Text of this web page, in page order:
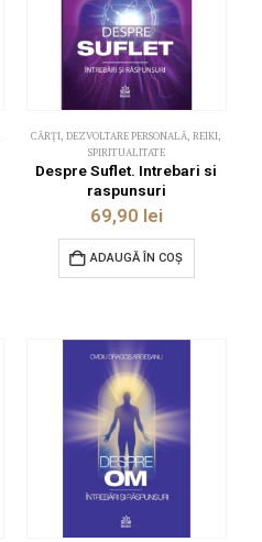
CĂRȚI,DEZVOLTARE PERSONALĂ,REIKI,
SPIRITUALITATE
Despre Suflet. Intrebari si
raspunsuri
69,90 lei
ADAUGĂ ÎN COȘ